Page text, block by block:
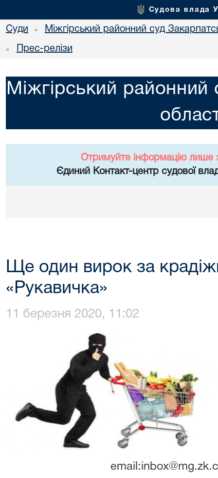
Судова влада
Суди • Міжгірський районний суд
• Прес-релізи
Міжгірський районний
Отримуйте інформацію лише
Єдиний Контакт-центр судової
Ще один вирок за
«Рукавичка»
11 березня 2020, 11:02